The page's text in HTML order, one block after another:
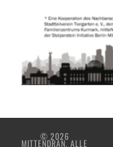
© 2026
MITTENDRAN. ALLE